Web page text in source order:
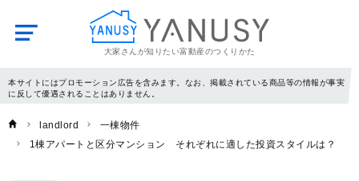
大家さんが知りたい富動産のつくりかた
YANUSY
本サイトにはプロモーション広告を含みます。なお、掲載されている商品等の情報が事実
に反して優遇されることはありません。
landlord
一棟物件
1棟アパートと区分マンション それぞれに適した投資スタイルは？